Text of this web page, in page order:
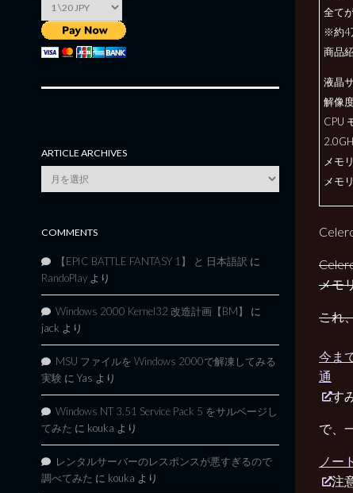
全て
※約4
商品
液晶
解像
CPU
メモ
メモ
メモ
これ
今ま
通
す
で、
ノー
注
ARTICLE ARCHIVES
Article
Archives
COMMENTS
【EPIC BATTLE FANTASY 1】 と 日本語訳 に
RandoPlay より
Windows 2000 Kernel32 改造計画【BM】
に
jack より
MSU ファイルを Windows 2000で解凍してみる
実験 に Yas より
Windows NT 3.51 Service Pack 5 をサルベージし
てみた に kouka より
レンタルサーバーのレスポンスが悪すぎるので
調べてみた に kouka より